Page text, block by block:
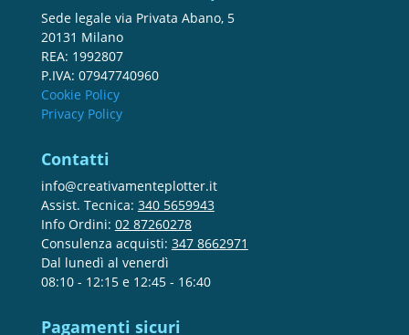
Sede legale via Privata Abano, 5
20131 Milano
REA: 1992807
P.IVA: 07947740960
Cookie Policy
Privacy Policy
Contatti
info@creativamenteplotter.it
Assist. Tecnica: 340 5659943
Info Ordini: 02 87260278
Consulenza acquisti: 347 8662971
Dal lunedì al venerdì
08:10 - 12:15 e 12:45 - 16:40
Pagamenti sicuri